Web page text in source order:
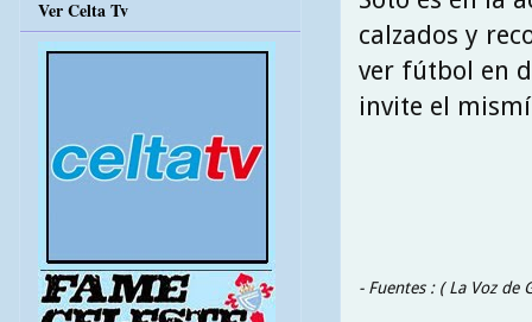
calzados y
ver fútbol en
invite el
- Fuentes : ( La Voz de
Ver Celta Tv